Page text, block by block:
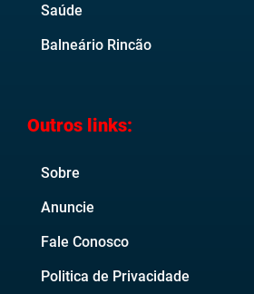
Saúde
Balneário Rincão
Outros links:
Sobre
Anuncie
Fale Conosco
Politica de Privacidade